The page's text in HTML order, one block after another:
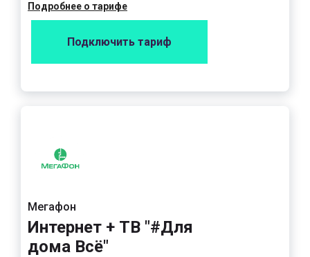
Подробнее о тарифе
Подключить тариф
Мегафон
Интернет + ТВ "#Для
дома Всё"